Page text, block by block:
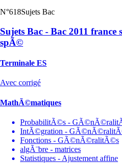
N°618Sujets Bac
Sujets Bac - Bac 2011
spÃ©
Terminale ES
Avec corrigé
MathÃ©matiques
ProbabilitÃ©s -
IntÃ©gration -
Fonctions - GÃ©nÃ©ralitÃ©s
algÃ¨bre - matrices
Statistiques - Ajustement affine